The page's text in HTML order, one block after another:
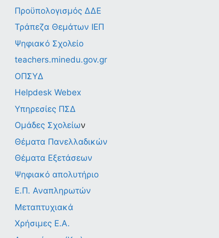
Προϋπολογισμός ΔΔΕ
Τράπεζα Θεμάτων ΙΕΠ
Ψηφιακό Σχολείο
teachers.minedu.gov.gr
ΟΠΣΥΔ
Helpdesk Webex
Υπηρεσίες ΠΣΔ
Ομάδες Σχολείων
Θέματα Πανελλαδικών
Θέματα Εξετάσεων
Ψηφιακό απολυτήριο
Ε.Π. Αναπληρωτών
Μεταπτυχιακά
Χρήσιμες Ε.Α.